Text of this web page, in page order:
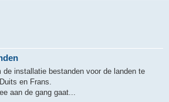
installatie bestanden voor de landen te
en Frans.
aan de gang gaat...